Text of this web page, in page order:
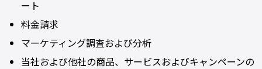
ート
料金請求
マーケティング調査および分析
当社および他社の商品、サービスおよびキャンペーンの